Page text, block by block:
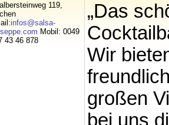
119,
infos@salsa-
Mobil: 0049
43 46 878
„Das
Wir
großen
bei uns